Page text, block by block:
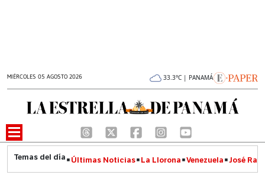
MIÉRCOLES 05 AGOSTO 2026 33.3°C | PANAMÁ
Últimas Noticias La Llorona Venezuela José